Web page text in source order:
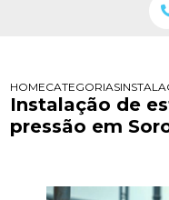
HOMECATEGORIAS
Instalação de
pressão em